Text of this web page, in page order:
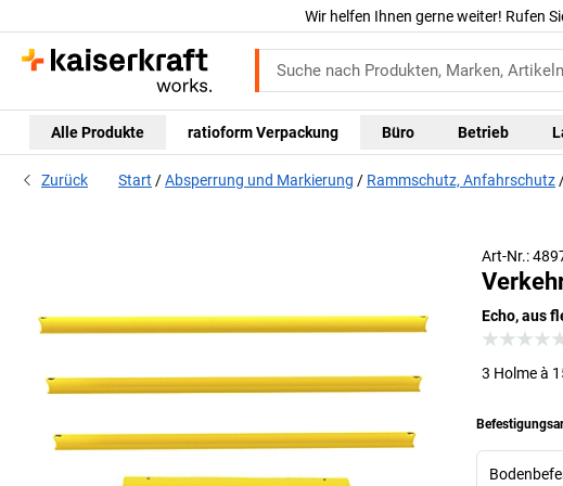
Wir helfen Ihnen gerne weiter! Rufen
Alle Produkte ratioform Verpackung Büro Betrieb
Zurück Start Absperrung und Markierung Rammschutz, Anfahrschutz
Art-Nr.:
Echo, aus
3 Holme à